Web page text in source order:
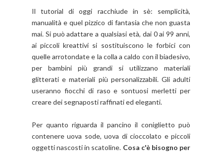
Il tutorial di oggi racchiude in sè: semplicità,
manualità e quel pizzico di fantasia che non guasta
mai. Si può adattare a qualsiasi età, dai 0 ai 99 anni,
ai piccoli kreattivi si sostituiscono le forbici con
quelle arrotondate e la colla a caldo con il biadesivo,
per bambini più grandi si utilizzano materiali
glitterati e materiali più personalizzabili. Gli adulti
useranno fiocchi di raso e sontuosi merletti per
creare dei segnaposti raffinati ed eleganti.
Per quanto riguarda il pancino il coniglietto può
contenere uova sode, uova di cioccolato e piccoli
oggetti nascosti in scatoline. Cosa c'è bisogno per